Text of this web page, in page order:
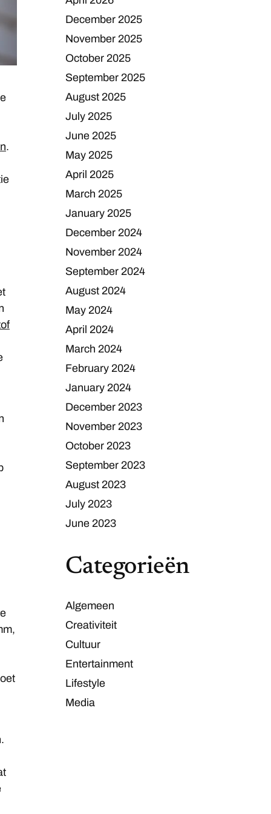
.
December 2025
November 2025
October 2025
September 2025
August 2025
July 2025
June 2025
May 2025
April 2025
March 2025
January 2025
December 2024
November 2024
September 2024
August 2024
May 2024
April 2024
March 2024
February 2024
January 2024
December 2023
November 2023
October 2023
September 2023
August 2023
July 2023
June 2023
Categorieën
Algemeen
Creativiteit
Cultuur
Entertainment
Lifestyle
Media